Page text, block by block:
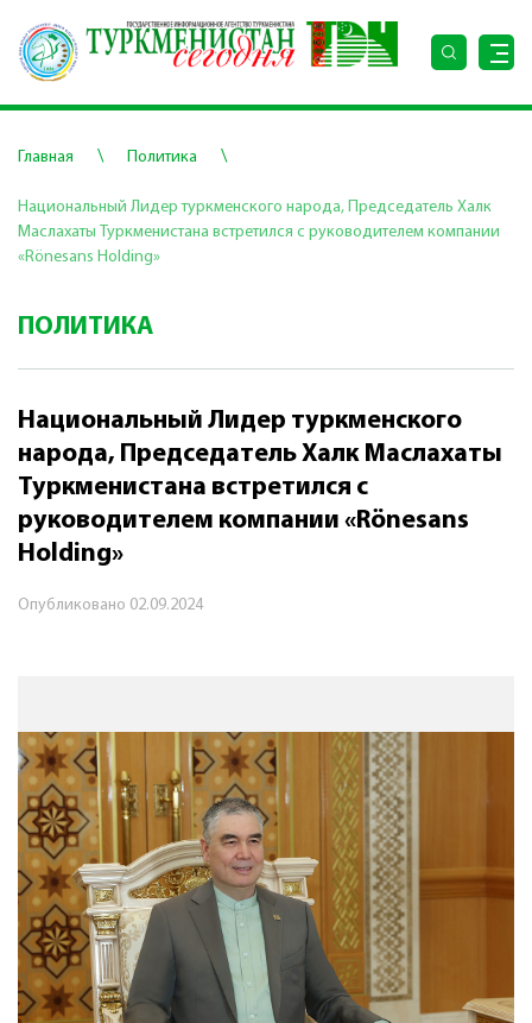
Главная \ Политика \
Национальный Лидер туркменского народа, Председатель Халк
Маслахаты Туркменистана встретился с руководителем компании
«Rönesans Holding»
ПОЛИТИКА
Национальный Лидер туркменского
народа, Председатель Халк Маслахаты
Туркменистана встретился с
руководителем компании «Rönesans
Holding»
Опубликовано 02.09.2024